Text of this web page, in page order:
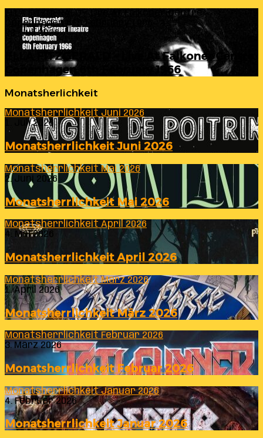
ELLA FITZGERALD – Live At Falkoner Centre
Copenhagen 6th February 1966
23. Juli 2026
ELLA FITZGERALD – Live At Falkoner Centre
Copenhagen 6th February 1966
Monatsherlichkeit
Monatsherrlichkeit Juni 2026
1. Juli 2026
Monatsherrlichkeit Juni 2026
Monatsherrlichkeit Mai 2026
2. Juni 2026
Monatsherrlichkeit Mai 2026
Monatsherrlichkeit April 2026
4. Mai 2026
Monatsherrlichkeit April 2026
Monatsherrlichkeit März 2026
1. April 2026
Monatsherrlichkeit März 2026
Monatsherrlichkeit Februar 2026
3. März 2026
Monatsherrlichkeit Februar 2026
Monatsherrlichkeit Januar 2026
4. Februar 2026
Monatsherrlichkeit Januar 2026